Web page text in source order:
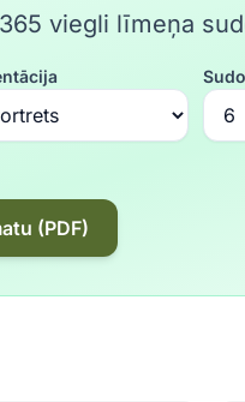
viegli līmeņa
(PDF)